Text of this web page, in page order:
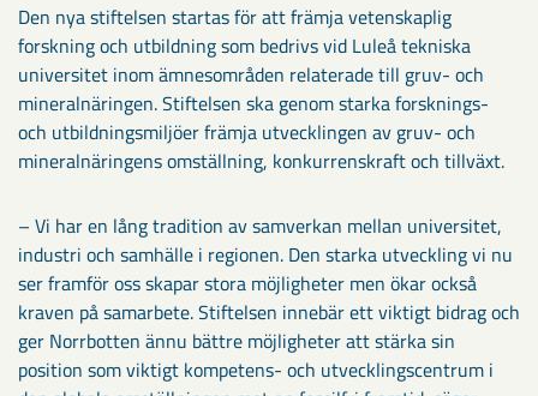
Den nya stiftelsen startas för att främja vetenskaplig
forskning och utbildning som bedrivs vid Luleå tekniska
universitet inom ämnesområden relaterade till gruv- och
mineralnäringen. Stiftelsen ska genom starka forsknings-
och utbildningsmiljöer främja utvecklingen av gruv- och
mineralnäringens omställning, konkurrenskraft och tillväxt.
– Vi har en lång tradition av samverkan mellan universitet,
industri och samhälle i regionen. Den starka utveckling vi nu
ser framför oss skapar stora möjligheter men ökar också
kraven på samarbete. Stiftelsen innebär ett viktigt bidrag och
ger Norrbotten ännu bättre möjligheter att stärka sin
position som viktigt kompetens- och utvecklingscentrum i